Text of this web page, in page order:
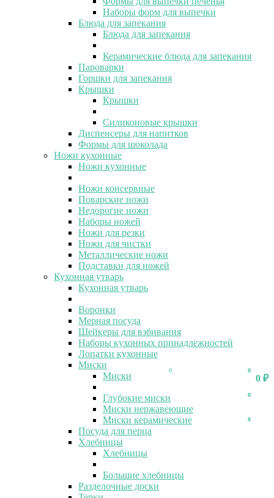
0
0 ₽
0
0
0
Наборы форм для выпечки
Блюда для запекания
Блюда для запекания
Керамические блюда для запекания
Пароварки
Горшки для запекания
Крышки
Крышки
Силиконовые крышки
Диспенсеры для напитков
Формы для шоколада
Ножи кухонные
Ножи кухонные
Ножи консервные
Поварские ножи
Недорогие ножи
Наборы ножей
Ножи для резки
Ножи для чистки
Металлические ножи
Подставки для ножей
Кухонная утварь
Кухонная утварь
Воронки
Мерная посуда
Шейкеры для взбивания
Наборы кухонных принадлежностей
Лопатки кухонные
Миски
Миски
Глубокие миски
Миски нержавеющие
Миски керамические
Посуда для перца
Хлебницы
Хлебницы
Большие хлебницы
Разделочные доски